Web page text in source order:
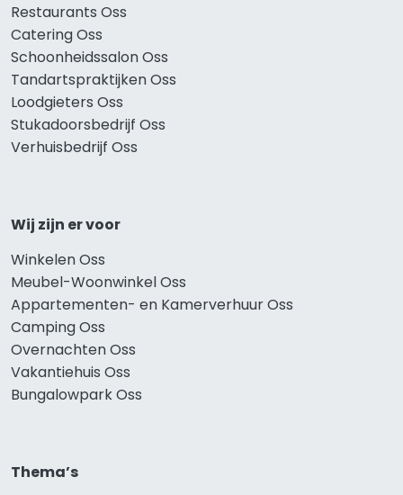
Restaurants Oss
Catering Oss
Schoonheidssalon Oss
Tandartspraktijken Oss
Loodgieters Oss
Stukadoorsbedrijf Oss
Verhuisbedrijf Oss
Wij zijn er voor
Winkelen Oss
Meubel-Woonwinkel Oss
Appartementen- en Kamerverhuur Oss
Camping Oss
Overnachten Oss
Vakantiehuis Oss
Bungalowpark Oss
Thema’s